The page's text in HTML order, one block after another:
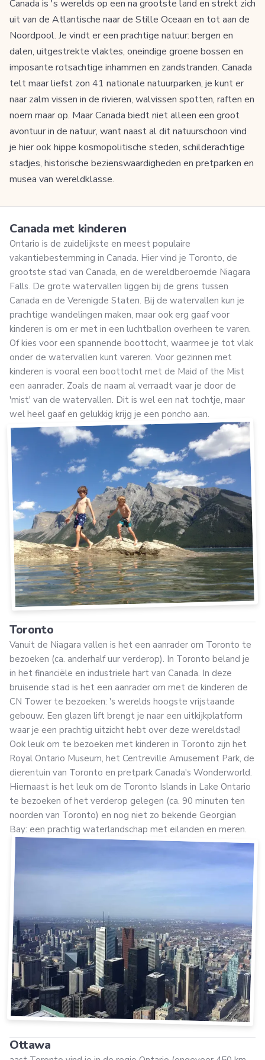
Canada is 's werelds op een na grootste land en strekt zich
uit van de Atlantische naar de Stille Oceaan en tot aan de
Noordpool. Je vindt er een prachtige natuur: bergen en
dalen, uitgestrekte vlaktes, oneindige groene bossen en
imposante rotsachtige inhammen en zandstranden. Canada
telt maar liefst zon 41 nationale natuurparken, je kunt er
naar zalm vissen in de rivieren, walvissen spotten, raften en
noem maar op. Maar Canada biedt niet alleen een groot
avontuur in de natuur, want naast al dit natuurschoon vind
je hier ook hippe kosmopolitische steden, schilderachtige
stadjes, historische bezienswaardigheden en pretparken en
musea van wereldklasse.
Canada met kinderen
Ontario is de zuidelijkste en meest populaire
vakantiebestemming in Canada. Hier vind je Toronto, de
grootste stad van Canada, en de wereldberoemde Niagara
Falls. De grote watervallen liggen bij de grens tussen
Canada en de Verenigde Staten. Bij de watervallen kun je
prachtige wandelingen maken, maar ook erg gaaf voor
kinderen is om er met in een luchtballon overheen te varen.
Of kies voor een spannende boottocht, waarmee je tot vlak
onder de watervallen kunt vareren. Voor gezinnen met
kinderen is vooral een boottocht met de Maid of the Mist
een aanrader. Zoals de naam al verraadt vaar je door de
'mist' van de watervallen. Dit is wel een nat tochtje, maar
wel heel gaaf en gelukkig krijg je een poncho aan.
Toronto
Vanuit de Niagara vallen is het een aanrader om Toronto te
bezoeken (ca. anderhalf uur verderop). In Toronto beland je
in het financiële en industriele hart van Canada. In deze
bruisende stad is het een aanrader om met de kinderen de
CN Tower te bezoeken: 's werelds hoogste vrijstaande
gebouw. Een glazen lift brengt je naar een uitkijkplatform
waar je een prachtig uitzicht hebt over deze wereldstad!
Ook leuk om te bezoeken met kinderen in Toronto zijn het
Royal Ontario Museum, het Centreville Amusement Park, de
dierentuin van Toronto en pretpark Canada's Wonderworld.
Hiernaast is het leuk om de Toronto Islands in Lake Ontario
te bezoeken of het verderop gelegen (ca. 90 minuten ten
noorden van Toronto) en nog niet zo bekende Georgian
Bay: een prachtig waterlandschap met eilanden en meren.
Ottawa